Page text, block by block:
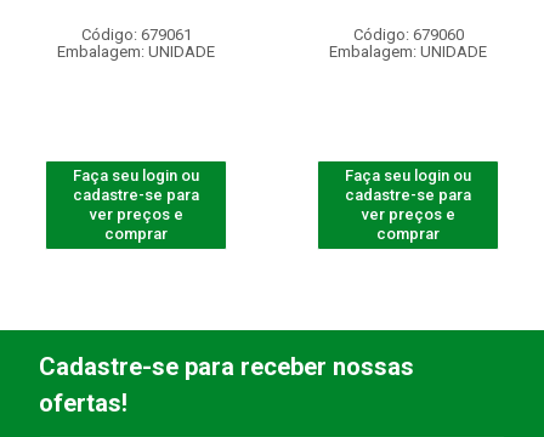
Código: 679061
Embalagem: UNIDADE
Faça seu login ou
cadastre-se para
ver preços e
comprar
Código: 679060
Embalagem: UNIDADE
Faça seu login ou
cadastre-se para
ver preços e
comprar
Cadastre-se para receber nossas
ofertas!